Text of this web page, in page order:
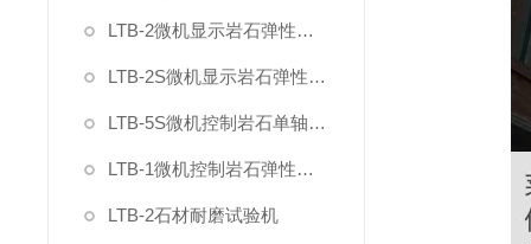
LTB-2微机显示岩石弹性变形模量泊松比试验装置
LTB-2S微机显示岩石弹性变形模量泊松比试验机
LTB-5S微机控制岩石单轴抗压强度试验机
LTB-1微机控制岩石弹性模量试验机
LTB-2石材耐磨试验机